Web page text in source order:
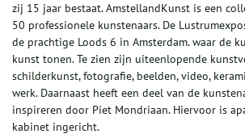
zij 15 jaar bestaat. AmstellandKunst is een
50 professionele kunstenaars. De
de prachtige Loods 6 in Amsterdam. waar de
kunst tonen. Te zien zijn uiteenlopende
schilderkunst, fotografie, beelden, video,
werk. Daarnaast heeft een deel van de
inspireren door Piet Mondriaan. Hiervoor is
kabinet ingericht.